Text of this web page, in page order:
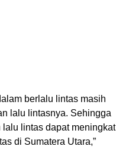
berlalu lintas masih
lalu lintasnya. Sehingga
lintas dapat meningkat
di Sumatera Utara,”